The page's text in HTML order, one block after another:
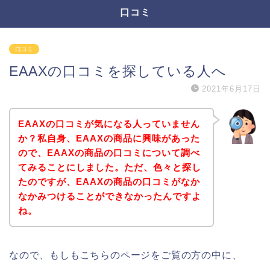
口コミ
口コミ
EAAXの口コミを探している人へ
2021年6月17日
EAAXの口コミが気になる人っていません
か？私自身、EAAXの商品に興味があった
ので、EAAXの商品の口コミについて調べ
てみることにしました。ただ、色々と探し
たのですが、EAAXの商品の口コミがなか
なかみつけることができなかったんですよ
ね。
なので、もしもこちらのページをご覧の方の中に、